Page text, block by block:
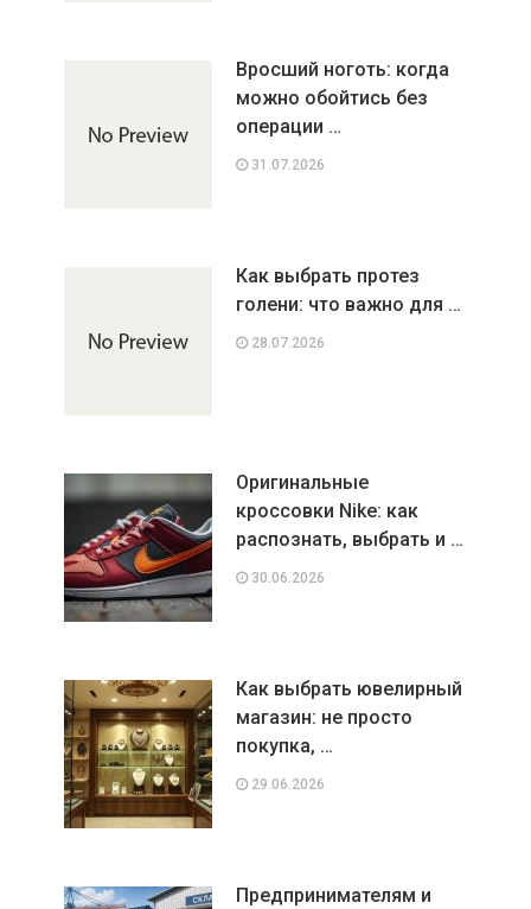
Вросший ноготь: когда
можно обойтись без
операции …
31.07.2026
Как выбрать протез
голени: что важно для …
28.07.2026
Оригинальные
кроссовки Nike: как
распознать, выбрать и …
30.06.2026
Как выбрать ювелирный
магазин: не просто
покупка, …
29.06.2026
Предпринимателям и